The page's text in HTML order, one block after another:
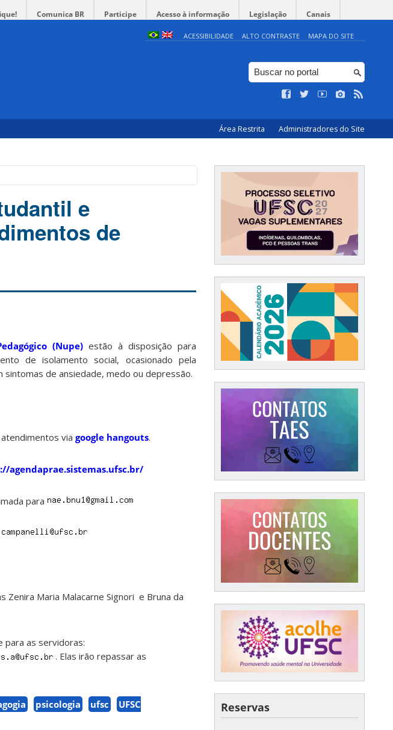
Comunica BR Participe Acesso à informação Legislação Canais
ACESSIBILIDADE ALTO CONTRASTE MAPA DO SITE
Área Restrita Administradores do Site
e
de
(Nupe) estão à disposição para
de isolamento social, ocasionado pela
de ansiedade, medo ou depressão.
via google hangouts.
agendaprae.sistemas.ufsc.br/
para
Zenira Maria Malacarne Signori e Bruna da
para as servidoras:
. Elas irão repassar as
psicologia ufsc
UFSC
Reservas